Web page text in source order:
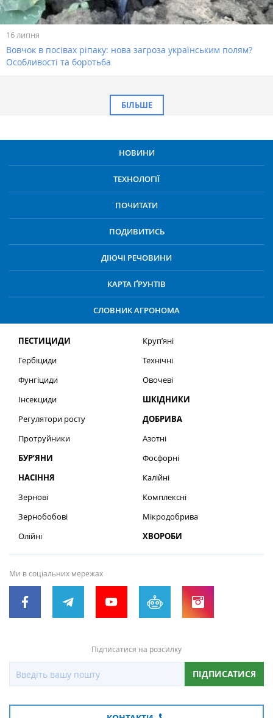
16 липня
Вовчок в посівах ріпаку: нова загроза українським полям?
Особливості та боротьба
БІЛЬШЕ
НОВИНИ
ТЕХНОЛОГІЇ
ПОЧИТАТИ
ПОДИВИТИСЬ
ДІЮЧІ РЕЧОВИНИ
КАРТА ҐРУНТІВ
СЛОВНИК АГРОНОМА
ПЕСТИЦИДИ
Гербіциди
Фунгіциди
Інсекциди
Регулятори росту
Протруйники
БУР’ЯНИ
НАСІННЯ
Зернові
Зернобобові
Олійні
Круп’яні
Технічні
Овочеві
ШКІДНИКИ
ДОБРИВА
Азотні
Фосфорні
Калійні
Комплексні
Мікродобрива
ХВОРОБИ
Ми в соціальних мережах
Підписатися на розсилку
ПІДПИСАТИСЯ